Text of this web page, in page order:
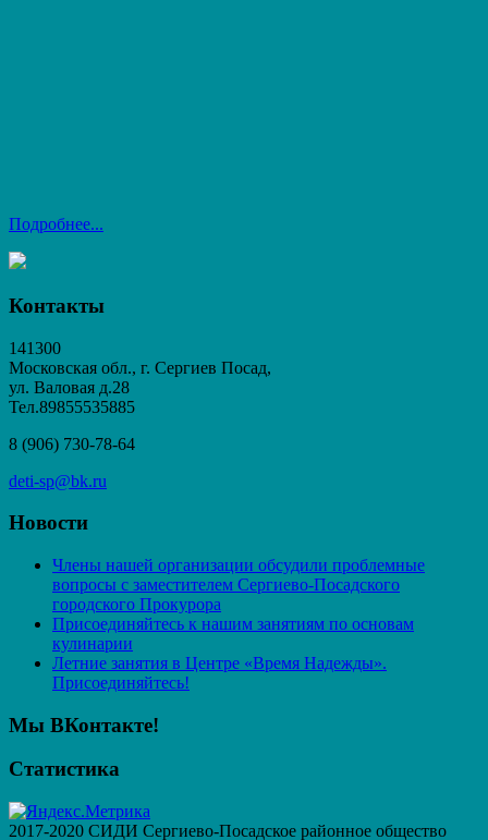
Подробнее...
Контакты
141300
Московская обл., г. Сергиев Посад,
ул. Валовая д.28
Тел.89855535885
8 (906) 730-78-64
deti-sp@bk.ru
Новости
Члены нашей организации обсудили проблемные
вопросы с заместителем Сергиево-Посадского
городского Прокурора
Присоединяйтесь к нашим занятиям по основам
кулинарии
Летние занятия в Центре «Время Надежды».
Присоединяйтесь!
Мы ВКонтакте!
Статистика
2017-2020 СИДИ Сергиево-Посадское районное общество